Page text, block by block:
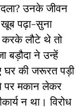
उनके जीवन
पढ़ा-सुना
करके लौटे थे तो
बड़ौदा ने उन्हें
घर की जरूरत पड़ी
पर मकान लेकर
न था। विरोध